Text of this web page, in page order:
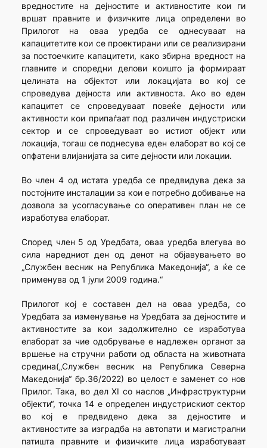
вредностите на дејностите и активностите кои ги
вршат правните и физичките лица определени во
Прилогот на оваа уредба се однесуваат на
капацитетите кои се проектирани или се реализирани
за постоечките капацитети, како збирна вредност на
главните и споредни делови коишто ја формираат
целината на објектот или локацијата во кој се
спроведува дејноста или активноста. Ако во еден
капацитет се спроведуваат повеќе дејности или
активности кои припаѓаат под различен индустриски
сектор и се спроведуваат во истиот објект или
локација, тогаш се поднесува еден елаборат во кој се
опфатени влијанијата за сите дејности или локации.
Во член 4 од истата уредба се предвидува дека за
постојните инсталации за кои е потребно добивање на
дозвола за усогласување со оперативен план не се
изработува елаборат.
Според член 5 од Уредбата, оваа уредба влегува во
сила наредниот ден од денот на објавувањето во
„Службен весник на Република Македонија“, а ќе се
применува од 1 јули 2009 година.“
Прилогот кој е составен дел на оваа уредба, со
Уредбата за изменување на Уредбата за дејностите и
активностите за кои задолжително се изработува
елаборат за чие одобрување е надлежен органот за
вршење на стручни работи од областа на животната
средина(„Службен весник на Република Северна
Македонија“ бр.36/2022) во целост е заменет со нов
Прилог. Така, во дел XI со наслов „Инфраструктурни
објекти“, точка 14 е определен индустрискиот сектор
во кој е предвидено дека за дејностите и
активностите за изградба на автопати и магистрални
патишта правните и физичките лица изработуваат